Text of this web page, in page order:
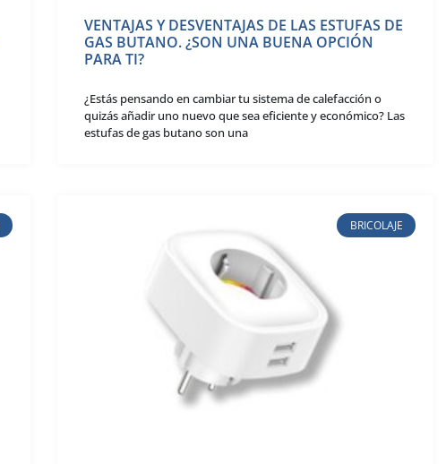
VENTAJAS Y DESVENTAJAS DE LAS ESTUFAS DE
GAS BUTANO. ¿SON UNA BUENA OPCIÓN
PARA TI?
¿Estás pensando en cambiar tu sistema de calefacción o
quizás añadir uno nuevo que sea eficiente y económico? Las
estufas de gas butano son una
BRICOLAJE